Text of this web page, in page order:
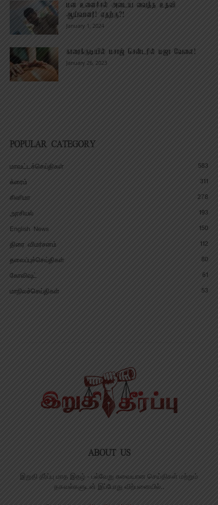
மன உளைச்சல் அடைய வைத்த உதவி
ஆய்வாளர்! எதற்கு?!
January 1, 2024
காரைக்குடியில் மசாஜ் சென்டரில் மஜா வேலை!
January 26, 2023
POPULAR CATEGORY
மாவட்டச்செய்திகள்
583
க்ரைம்
311
சினிமா
278
அரசியல்
193
English News
150
திரை விமர்சனம்
112
தலைப்புச்செய்திகள்
80
கோலிவுட்
61
மாநிலச்செய்திகள்
53
ABOUT US
இறுதி தீர்ப்பு மாத இதழ் - பல்வேறு சுவையான செய்திகள் மற்றும்
தகவல்களுடன் இப்போது விற்பனையில்..